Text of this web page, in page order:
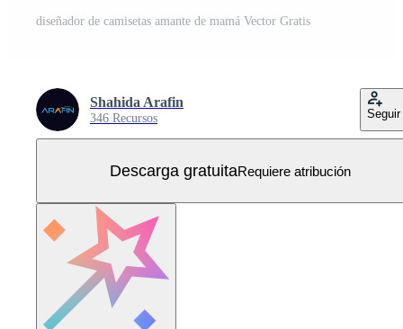
diseñador de camisetas amante de mamá Vector Gratis
Shahida Arafin
346 Recursos Seguir
Descarga gratuitaRequiere atribución